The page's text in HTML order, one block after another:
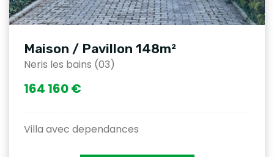
Maison / Pavillon 148m²
Neris les bains (03)
164 160 €
Villa avec dependances